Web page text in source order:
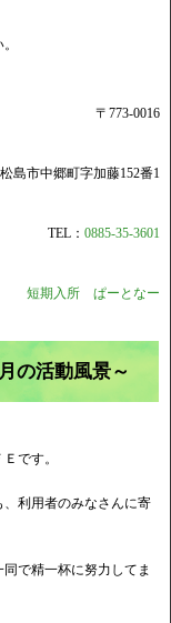
〒773-0016
島市中郷町字加藤152番1
TEL： 0885-35-3601
短期入所 ぱーとなー
の活動風景～
です。
利用者のみなさんに寄
で精一杯に努力してま